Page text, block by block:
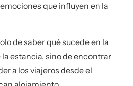
que influyen en la
de saber qué sucede en la
estancia, sino de encontrar
a los viajeros desde el